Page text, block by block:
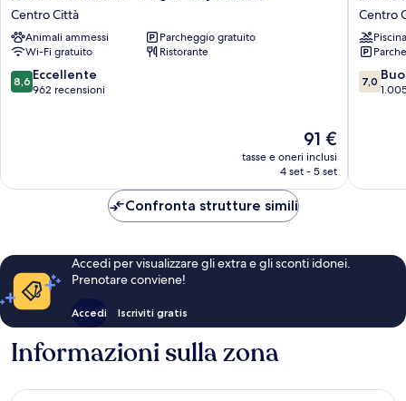
Garden
Inn
Tanger
City
Center
Centro
Centro Città
Animali ammessi
Parcheggio gratuito
Wi-Fi gratuito
Ristorante
8.6
su
8,6 Eccellente
962 recensioni
Il
prezzo
attuale
91 €
tasse e oneri inclusi
4 set - 5 set
Solazur
Hotel
Centro
Città
Centro
Piscina
7.0
su
7,0
Confronta strutture simili
Accedi per visualizzare gli extra e gli sconti idonei.
Prenotare conviene!
Accedi Iscriviti gratis
Informazioni sulla zona